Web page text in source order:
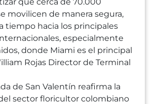
movilicen de manera segura,
tiempo hacia los principales
especialmente
donde Miami es el principal
Rojas Director de Terminal
de San Valentín reafirma la
sector floricultor colombiano